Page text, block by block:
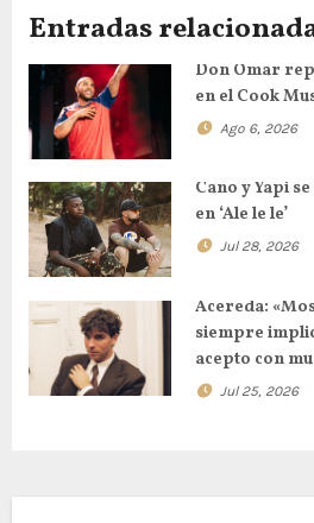
ó
n
d
e
e
n
t
Entradas
Don Omar
en el Cook
Ago 6, 2026
Cano y Yapi
en ‘Ale le le’
Jul 28, 2026
Acereda:
siempre
acepto con
Jul 25, 2026